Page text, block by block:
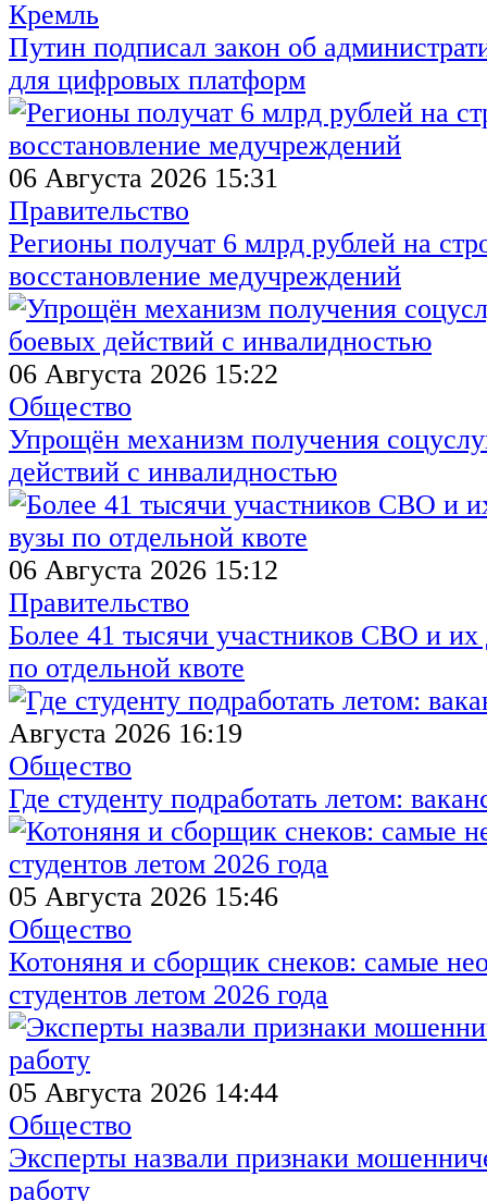
Кремль
Путин подписал закон об
для цифровых платформ
06 Августа 2026 15:31
Правительство
Регионы получат 6 млрд рублей на
восстановление медучреждений
06 Августа 2026 15:22
Общество
Упрощён механизм получения
действий с инвалидностью
06 Августа 2026 15:12
Правительство
Более 41 тысячи участников СВО и их
по отдельной квоте
Августа 2026 16:19
Общество
Где студенту подработать летом:
05 Августа 2026 15:46
Общество
Котоняня и сборщик снеков: самые
студентов летом 2026 года
05 Августа 2026 14:44
Общество
Эксперты назвали признаки
работу